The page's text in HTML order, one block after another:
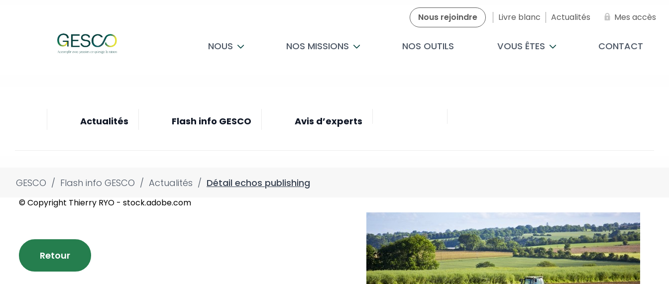
Nous rejoindre Livre blanc Actualités Mes accès
NOUS NOS MISSIONS NOS OUTILS VOUS ÊTES CONTACT
Actualités Flash info GESCO Avis d’experts
GESCO / Flash info GESCO / Actualités / Détail echos publishing
© Copyright Thierry RYO - stock.adobe.com
Retour